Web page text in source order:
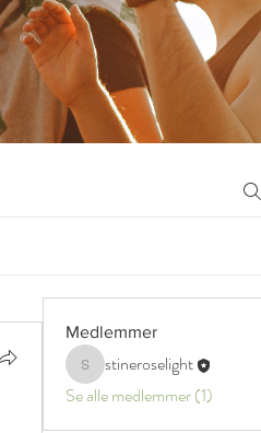
Medlemmer
stineroselight
stineroselight
Se alle medlemmer (1)